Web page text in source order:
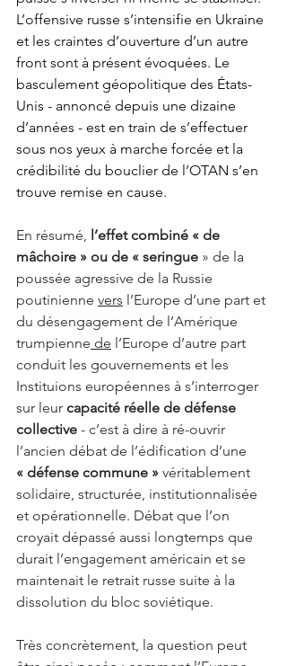
L’offensive russe s’intensifie en Ukraine
et les craintes d’ouverture d’un autre
front sont à présent évoquées. Le
basculement géopolitique des États-
Unis - annoncé depuis une dizaine
d’années - est en train de s’effectuer
sous nos yeux à marche forcée et la
crédibilité du bouclier de l’OTAN s’en
trouve remise en cause.
En résumé, l’effet combiné « de
mâchoire » ou de « seringue » de la
poussée agressive de la Russie
poutinienne vers l’Europe d’une part et
du désengagement de l’Amérique
trumpienne de l’Europe d’autre part
conduit les gouvernements et les
Instituions européennes à s’interroger
sur leur capacité réelle de défense
collective - c’est à dire à ré-ouvrir
l’ancien débat de l’édification d’une
« défense commune » véritablement
solidaire, structurée, institutionnalisée
et opérationnelle. Débat que l’on
croyait dépassé aussi longtemps que
durait l’engagement américain et se
maintenait le retrait russe suite à la
dissolution du bloc soviétique.
Très concrètement, la question peut